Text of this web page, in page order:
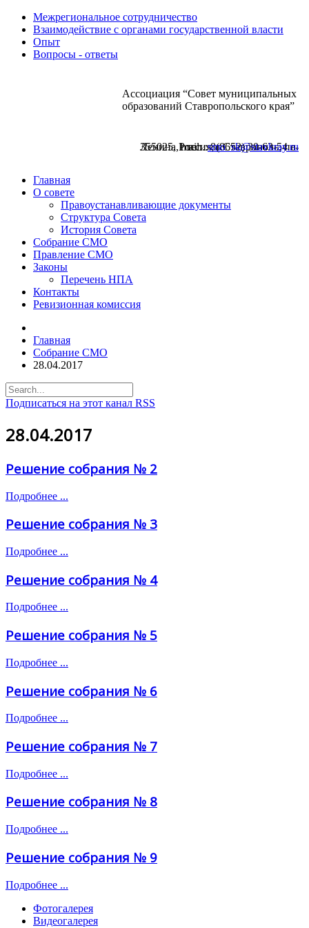
Межрегиональное сотрудничество
Взаимодействие с органами государственной власти
Опыт
Вопросы - ответы
Ассоциация “Совет муниципальных
образований Ставропольского края”
355025, Россия, г.Ставрополь, пл. Ленина,1 тел.: 8(8652) 30-63-54 е-mail:smo_sk@stavkray.ru
Главная
О совете
Правоустанавливающие документы
Структура Совета
История Совета
Собрание СМО
Правление СМО
Законы
Перечень НПА
Контакты
Ревизионная комиссия
Главная
Собрание СМО
28.04.2017
Подписаться на этот канал RSS
28.04.2017
Решение собрания № 2
Подробнее ...
Решение собрания № 3
Подробнее ...
Решение собрания № 4
Подробнее ...
Решение собрания № 5
Подробнее ...
Решение собрания № 6
Подробнее ...
Решение собрания № 7
Подробнее ...
Решение собрания № 8
Подробнее ...
Решение собрания № 9
Подробнее ...
Фотогалерея
Видеогалерея